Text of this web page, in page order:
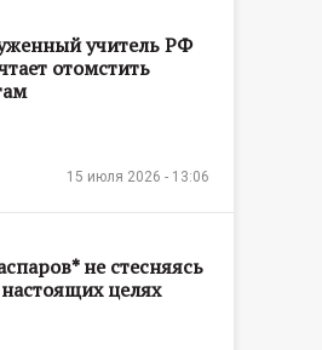
учитель РФ
отомстить
15 июля 2026 - 13:06
не стесняясь
целях